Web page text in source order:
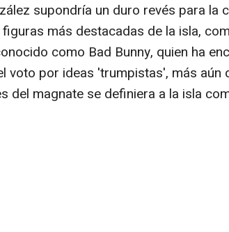
supondría un duro revés para la
más destacadas de la isla,
como Bad Bunny, quien ha
voto por ideas 'trumpistas', más aún
del magnate se definiera a la isla